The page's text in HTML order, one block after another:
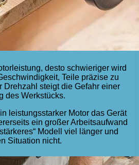
desto schwieriger wird
Teile präzise zu
Drehzahl steigt die Gefahr einer
des Werkstücks.
leistungsstarker Motor das Gerät
ein großer Arbeitsaufwand
Modell viel länger und
Situation nicht.